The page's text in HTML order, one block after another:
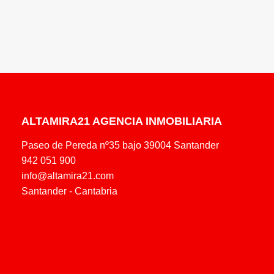
ALTAMIRA21 AGENCIA INMOBILIARIA
Paseo de Pereda nº35 bajo 39004 Santander
942 051 900
info@altamira21.com
Santander - Cantabria